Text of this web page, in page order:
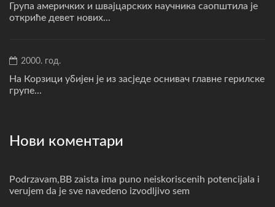
Група америчких и швајцарских научника саопштила је
откриће девет нових...
2000. год.
На Корзици убијен је из засједе оснивач главне герилске
групе...
Нови коментари
Podrzavam,BB zaista ima puno neiskoriscenih potencijala i
verujem da je sve navedeno izvodljivo sem